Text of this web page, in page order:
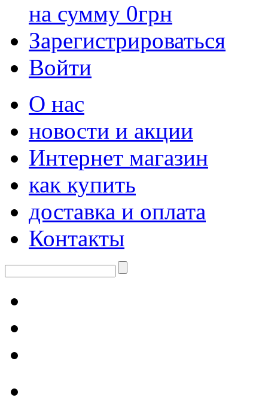
на сумму 0грн
Зарегистрироваться
Войти
О нас
новости и акции
Интернет магазин
как купить
доставка и оплата
Контакты